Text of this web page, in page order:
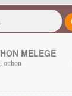
MELEGE
otthon